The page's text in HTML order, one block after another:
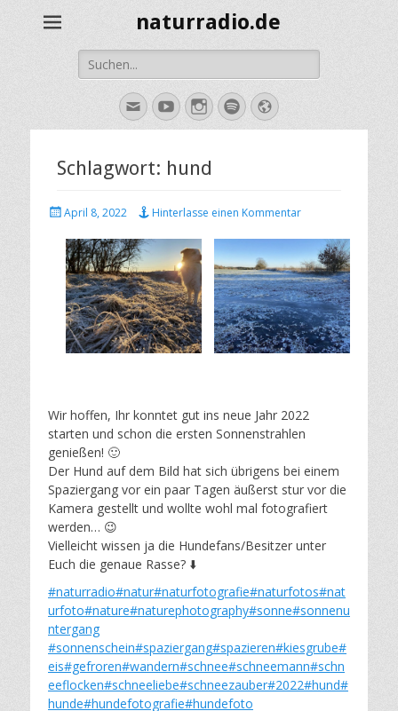
naturradio.de
Suche
nach:
E-
Mail
YouTubeInstagram
SpotifyWebsite
Schlagwort: hund
Veröffentlicht
April 8, 2022 Hinterlasse einen Kommentar
Wir hoffen, Ihr konntet gut ins neue Jahr 2022
starten und schon die ersten Sonnenstrahlen
genießen! 🙂
Der Hund auf dem Bild hat sich übrigens bei einem
Spaziergang vor ein paar Tagen äußerst stur vor die
Kamera gestellt und wollte wohl mal fotografiert
werden… 😉
Vielleicht wissen ja die Hundefans/Besitzer unter
Euch die genaue Rasse? ⬇️
#naturradio#natur#naturfotografie#naturfotos#nat
urfoto#nature#naturephotography#sonne#sonnenu
ntergang
#sonnenschein#spaziergang#spazieren#kiesgrube#
eis#gefroren#wandern#schnee#schneemann#schn
eeflocken#schneeliebe#schneezauber#2022#hund#
hunde#hundefotografie#hundefoto